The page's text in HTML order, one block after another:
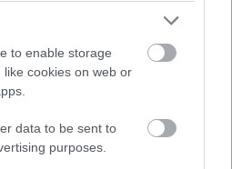
to enable storage
cookies on web or
data to be sent to
purposes.